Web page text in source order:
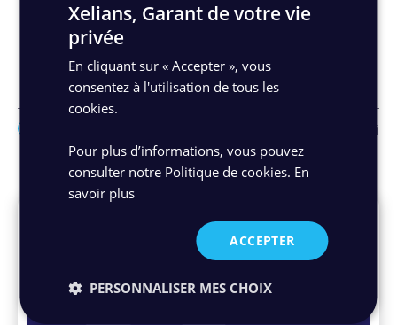
Discutons de votre projet
Autres actualités
Xelians, Garant de votre vie
privée
En cliquant sur « Accepter », vous
consentez à l'utilisation de tous les
cookies.
Pour plus d’informations, vous pouvez
consulter notre Politique de cookies. En
savoir plus
ACCEPTER
PERSONNALISER MES CHOIX